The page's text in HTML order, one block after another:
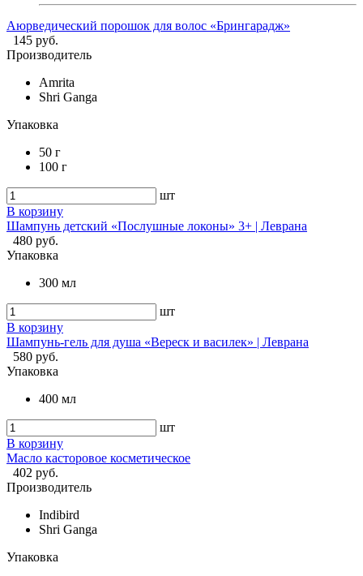
Аюрведический порошок для волос «Брингарадж»
145 руб.
Производитель
Amrita
Shri Ganga
Упаковка
50 г
100 г
шт
В корзину
Шампунь детский «Послушные локоны» 3+ | Леврана
480 руб.
Упаковка
300 мл
шт
В корзину
Шампунь-гель для душа «Вереск и василек» | Леврана
580 руб.
Упаковка
400 мл
шт
В корзину
Масло касторовое косметическое
402 руб.
Производитель
Indibird
Shri Ganga
Упаковка